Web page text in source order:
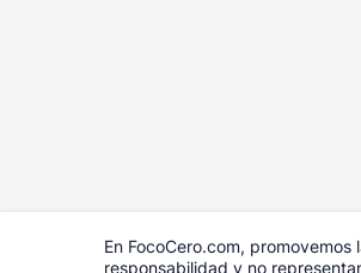
En FocoCero.com,
responsabilidad y no